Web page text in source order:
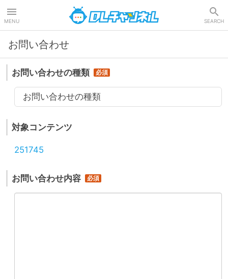
MENU SEARCH
お問い合わせ
お問い合わせの種類
お問い合わせの種類
対象コンテンツ
251745
お問い合わせ内容